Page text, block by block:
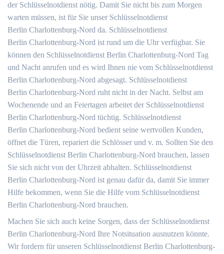
der Schlüsselnotdienst nötig. Damit Sie nicht bis zum Morgen
warten müssen, ist für Sie unser Schlüsselnotdienst
Berlin Charlottenburg-Nord da. Schlüsselnotdienst
Berlin Charlottenburg-Nord ist rund um die Uhr verfügbar. Sie
können den Schlüsselnotdienst Berlin Charlottenburg-Nord Tag
und Nacht anrufen und es wird Ihnen nie vom Schlüsselnotdienst
Berlin Charlottenburg-Nord abgesagt. Schlüsselnotdienst
Berlin Charlottenburg-Nord ruht nicht in der Nacht. Selbst am
Wochenende und an Feiertagen arbeitet der Schlüsselnotdienst
Berlin Charlottenburg-Nord tüchtig. Schlüsselnotdienst
Berlin Charlottenburg-Nord bedient seine wertvollen Kunden,
öffnet die Türen, repariert die Schlösser und v. m. Sollten Sie den
Schlüsselnotdienst Berlin Charlottenburg-Nord brauchen, lassen
Sie sich nicht von der Uhrzeit abhalten. Schlüsselnotdienst
Berlin Charlottenburg-Nord ist genau dafür da, damit Sie immer
Hilfe bekommen, wenn Sie die Hilfe vom Schlüsselnotdienst
Berlin Charlottenburg-Nord brauchen.
Machen Sie sich auch keine Sorgen, dass der Schlüsselnotdienst
Berlin Charlottenburg-Nord Ihre Notsituation ausnutzen könnte.
Wir fordern für unseren Schlüsselnotdienst Berlin Charlottenburg-